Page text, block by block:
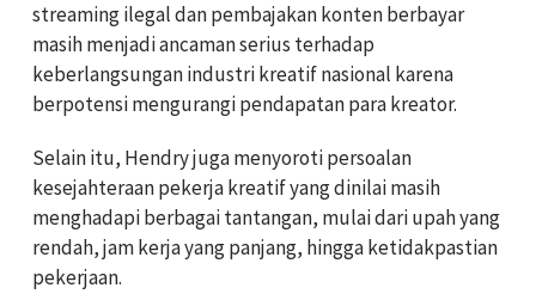
streaming ilegal dan pembajakan konten berbayar
masih menjadi ancaman serius terhadap
keberlangsungan industri kreatif nasional karena
berpotensi mengurangi pendapatan para kreator.
Selain itu, Hendry juga menyoroti persoalan
kesejahteraan pekerja kreatif yang dinilai masih
menghadapi berbagai tantangan, mulai dari upah yang
rendah, jam kerja yang panjang, hingga ketidakpastian
pekerjaan.